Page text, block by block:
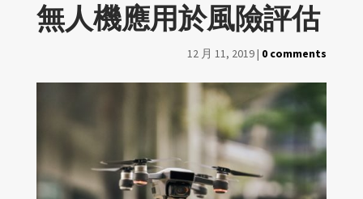
無人機應用於風險評估
12 月 11, 2019| 0 comments